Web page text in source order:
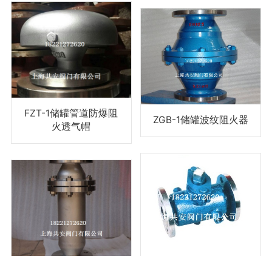
FZT-1储罐管道防爆阻
火透气帽
ZGB-1储罐波纹阻火器